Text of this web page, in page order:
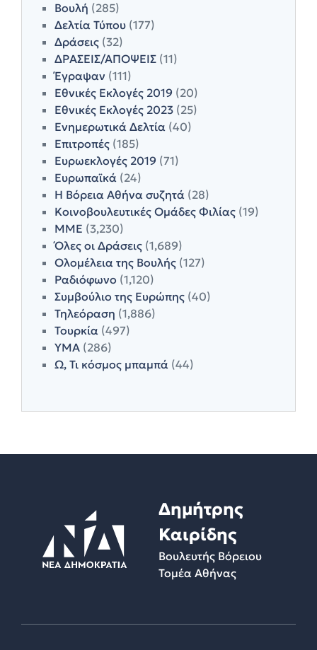
Βουλή (285)
Δελτία Τύπου (177)
Δράσεις (32)
ΔΡΑΣΕΙΣ/ΑΠΟΨΕΙΣ (11)
Έγραψαν (111)
Εθνικές Εκλογές 2019 (20)
Εθνικές Εκλογές 2023 (25)
Ενημερωτικά Δελτία (40)
Επιτροπές (185)
Ευρωεκλογές 2019 (71)
Ευρωπαϊκά (24)
Η Βόρεια Αθήνα συζητά (28)
Κοινοβουλευτικές Ομάδες Φιλίας (19)
ΜΜΕ (3,230)
Όλες οι Δράσεις (1,689)
Ολομέλεια της Βουλής (127)
Ραδιόφωνο (1,120)
Συμβούλιο της Ευρώπης (40)
Τηλεόραση (1,886)
Τουρκία (497)
ΥΜΑ (286)
Ω, Τι κόσμος μπαμπά (44)
Δημήτρης
Καιρίδης
Βουλευτής Βόρειου
Τομέα Αθήνας